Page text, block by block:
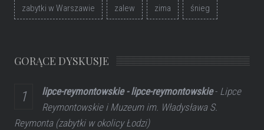
zabytki w Warszawie zalew zima śnieg
GORĄCE DYSKUSJE
lipce-reymontowskie - lipce-reymontowskie- Lipce
Reymontowskie i Muzeum im. Władysława S.
Reymonta (zabytki w okolicy Łodzi)